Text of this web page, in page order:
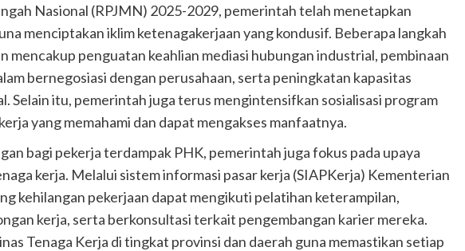
Nasional (RPJMN) 2025-2029, pemerintah telah menetapkan
menciptakan iklim ketenagakerjaan yang kondusif. Beberapa langkah
mencakup penguatan keahlian mediasi hubungan industrial, pembinaan
bernegosiasi dengan perusahaan, serta peningkatan kapasitas
Selain itu, pemerintah juga terus mengintensifkan sosialisasi program
yang memahami dan dapat mengakses manfaatnya.
bagi pekerja terdampak PHK, pemerintah juga fokus pada upaya
kerja. Melalui sistem informasi pasar kerja (SIAPKerja) Kementerian
kehilangan pekerjaan dapat mengikuti pelatihan keterampilan,
kerja, serta berkonsultasi terkait pengembangan karier mereka.
Tenaga Kerja di tingkat provinsi dan daerah guna memastikan setiap